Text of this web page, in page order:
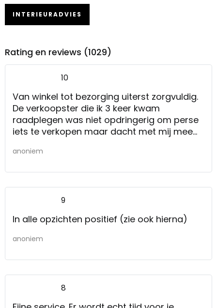
INTERIEURADVIES
Rating en reviews (1029)
10
Van winkel tot bezorging uiterst zorgvuldig.
De verkoopster die ik 3 keer kwam
raadplegen was niet opdringerig om perse
iets te verkopen maar dacht met mij mee
anoniem
9
In alle opzichten positief (zie ook hierna)
anoniem
8